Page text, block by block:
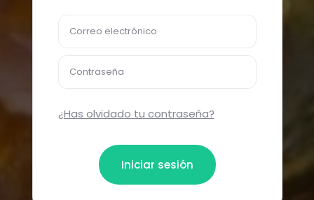
Correo electrónico
Contraseña
¿Has olvidado tu contraseña?
Iniciar sesión